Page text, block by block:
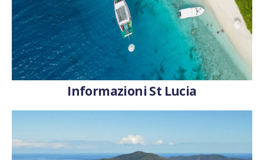
Informazioni St Lucia